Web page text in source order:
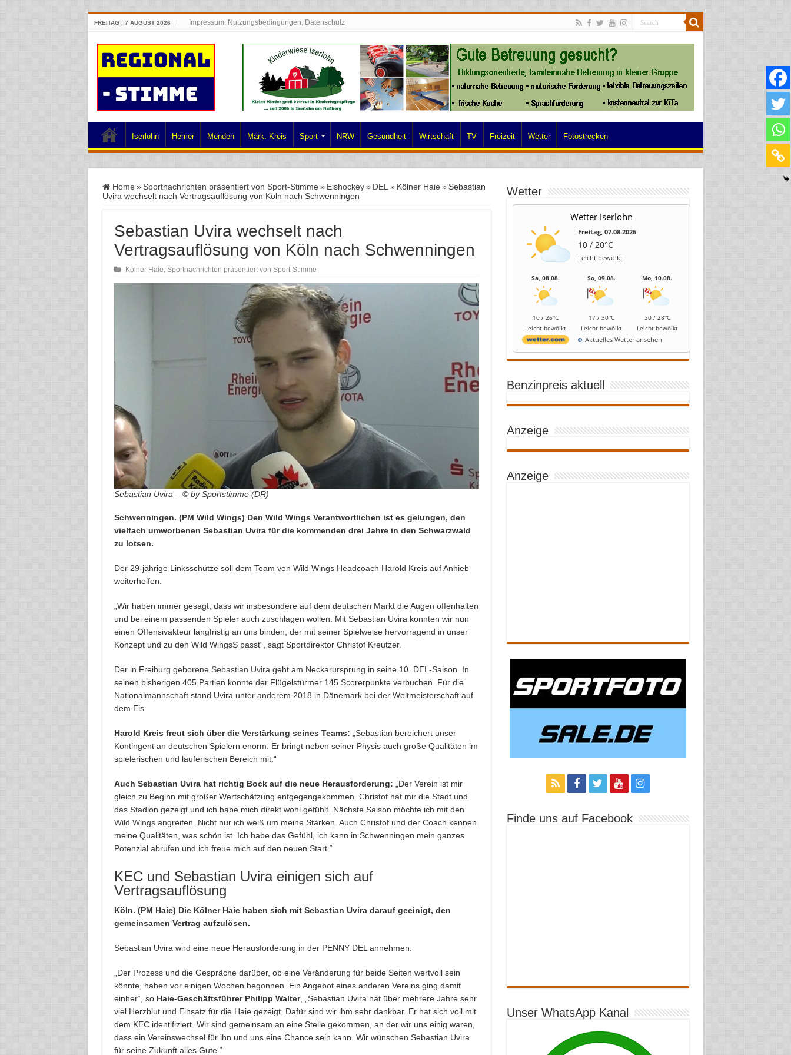
FREITAG , 7 AUGUST 2026 Impressum, Nutzungsbedingungen, Datenschutz
Iserlohn Hemer Menden Märk. Kreis Sport NRW Gesundheit Wirtschaft TV Freizeit Wetter Fotostrecken
Home » Sportnachrichten präsentiert von Sport-Stimme » Eishockey » DEL » Kölner Haie » Sebastian
Uvira wechselt nach Vertragsauflösung von Köln nach Schwenningen
Sebastian Uvira wechselt nach
Vertragsauflösung von Köln nach Schwenningen
Kölner Haie, Sportnachrichten präsentiert von Sport-Stimme
Sebastian Uvira – © by Sportstimme (DR)
Schwenningen. (PM Wild Wings) Den Wild Wings Verantwortlichen ist es gelungen, den
vielfach umworbenen Sebastian Uvira für die kommenden drei Jahre in den Schwarzwald
zu lotsen.
Der 29-jährige Linksschütze soll dem Team von Wild Wings Headcoach Harold Kreis auf Anhieb
weiterhelfen.
„Wir haben immer gesagt, dass wir insbesondere auf dem deutschen Markt die Augen offenhalten
und bei einem passenden Spieler auch zuschlagen wollen. Mit Sebastian Uvira konnten wir nun
einen Offensivakteur langfristig an uns binden, der mit seiner Spielweise hervorragend in unser
Konzept und zu den Wild WingsS passt“, sagt Sportdirektor Christof Kreutzer.
Der in Freiburg geborene Sebastian Uvira geht am Neckarursprung in seine 10. DEL-Saison. In
seinen bisherigen 405 Partien konnte der Flügelstürmer 145 Scorerpunkte verbuchen. Für die
Nationalmannschaft stand Uvira unter anderem 2018 in Dänemark bei der Weltmeisterschaft auf
dem Eis.
Harold Kreis freut sich über die Verstärkung seines Teams: „Sebastian bereichert unser
Kontingent an deutschen Spielern enorm. Er bringt neben seiner Physis auch große Qualitäten im
spielerischen und läuferischen Bereich mit.“
Auch Sebastian Uvira hat richtig Bock auf die neue Herausforderung: „Der Verein ist mir
gleich zu Beginn mit großer Wertschätzung entgegengekommen. Christof hat mir die Stadt und
das Stadion gezeigt und ich habe mich direkt wohl gefühlt. Nächste Saison möchte ich mit den
Wild Wingsangreifen. Nicht nur ich weiß um meine Stärken. Auch Christof und der Coach kennen
meine Qualitäten, was schön ist. Ich habe das Gefühl, ich kann in Schwenningen mein ganzes
Potenzial abrufen und ich freue mich auf den neuen Start.“
KEC und Sebastian Uvira einigen sich auf
Vertragsauflösung
Köln. (PM Haie) Die Kölner Haie haben sich mit Sebastian Uvira darauf geeinigt, den
gemeinsamen Vertrag aufzulösen.
Sebastian Uvira wird eine neue Herausforderung in der PENNY DEL annehmen.
„Der Prozess und die Gespräche darüber, ob eine Veränderung für beide Seiten wertvoll sein
könnte, haben vor einigen Wochen begonnen. Ein Angebot eines anderen Vereins ging damit
einher“, so Haie-Geschäftsführer Philipp Walter, „Sebastian Uvira hat über mehrere Jahre sehr
viel Herzblut und Einsatz für die Haie gezeigt. Dafür sind wir ihm sehr dankbar. Er hat sich voll mit
dem KEC identifiziert. Wir sind gemeinsam an eine Stelle gekommen, an der wir uns einig waren,
dass ein Vereinswechsel für ihn und uns eine Chance sein kann. Wir wünschen Sebastian Uvira
für seine Zukunft alles Gute.“
Wetter
Wetter Iserlohn
Freitag, 07.08.2026
10 / 20°C
Leicht bewölkt
Sa, 08.08.
10 / 26°C
Leicht bewölkt
So, 09.08.
17 / 30°C
Leicht bewölkt
Mo, 10.08.
20 / 28°C
Leicht bewölkt
Aktuelles Wetter ansehen
Benzinpreis aktuell
Anzeige
Anzeige
Finde uns auf Facebook
Unser WhatsApp Kanal